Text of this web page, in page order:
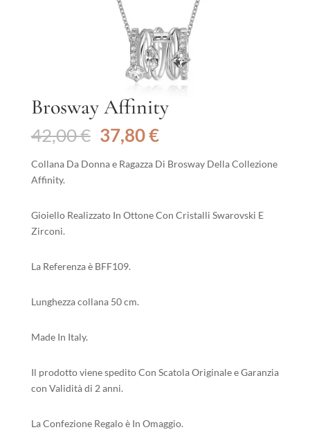
Brosway Affinity
42,00€ Il
prezzo
originale
37,80€Il
attuale
Collana Da Donna e Ragazza Di Brosway Della Collezione
Affinity.
Gioiello Realizzato In Ottone Con Cristalli Swarovski E
Zirconi.
La Referenza è BFF109.
Lunghezza collana 50 cm.
Made In Italy.
Il prodotto viene spedito Con Scatola Originale e Garanzia
con Validità di 2 anni.
La Confezione Regalo è In Omaggio.